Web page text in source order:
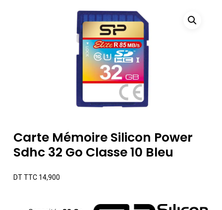
Carte Mémoire Silicon Power
Sdhc 32 Go Classe 10 Bleu
DT TTC14,900